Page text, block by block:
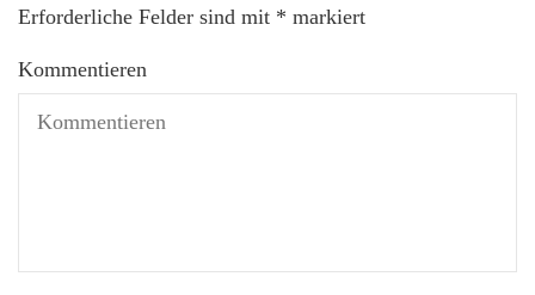
Erforderliche Felder sind mit * markiert
Kommentieren